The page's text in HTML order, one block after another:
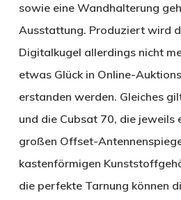
sowie eine Wandhalterung
Ausstattung. Produziert wird
Digitalkugel allerdings nicht
etwas Glück in Online-
erstanden werden. Gleiches
und die Cubsat 70, die jeweils
großen Offset-
kastenförmigen
die perfekte Tarnung können